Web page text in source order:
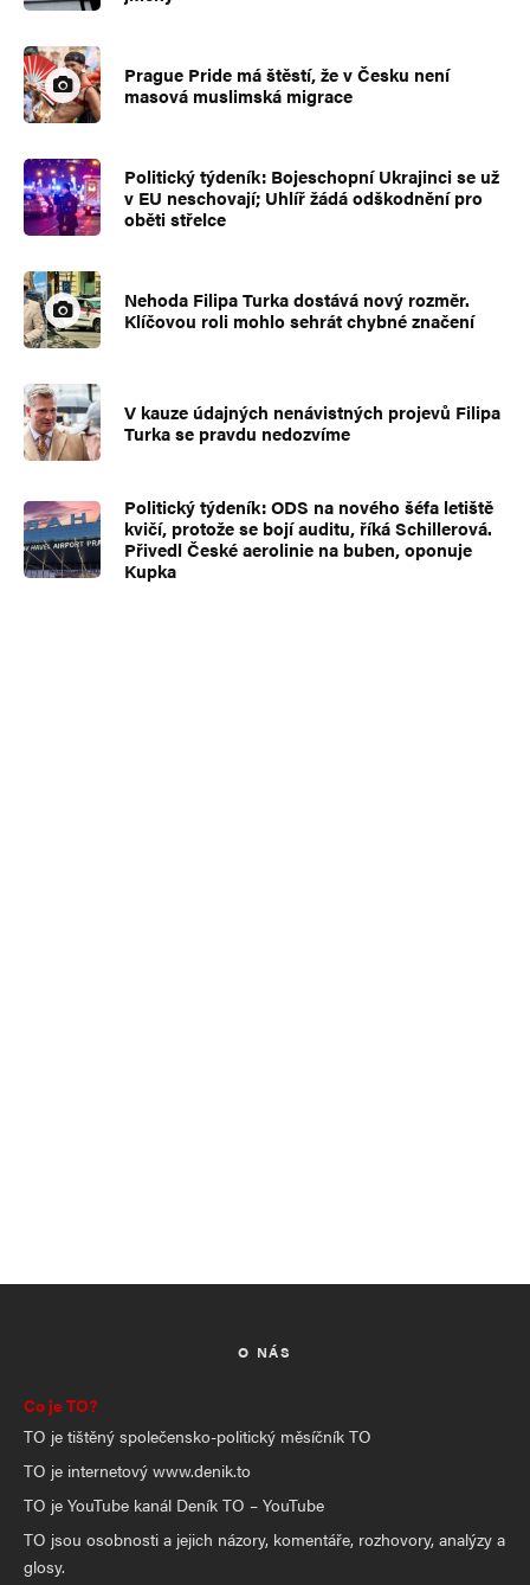
Prague Pride má štěstí, že v Česku není
masová muslimská migrace
Politický týdeník: Bojeschopní Ukrajinci se už
v EU neschovají; Uhlíř žádá odškodnění pro
oběti střelce
Nehoda Filipa Turka dostává nový rozměr.
Klíčovou roli mohlo sehrát chybné značení
V kauze údajných nenávistných projevů Filipa
Turka se pravdu nedozvíme
Politický týdeník: ODS na nového šéfa letiště
kvičí, protože se bojí auditu, říká Schillerová.
Přivedl České aerolinie na buben, oponuje
Kupka
O NÁS
Co je TO?
TO je tištěný společensko-politický měsíčník TO
TO je internetový www.denik.to
TO je YouTube kanál Deník TO – YouTube
TO jsou osobnosti a jejich názory, komentáře, rozhovory, analýzy a
glosy.